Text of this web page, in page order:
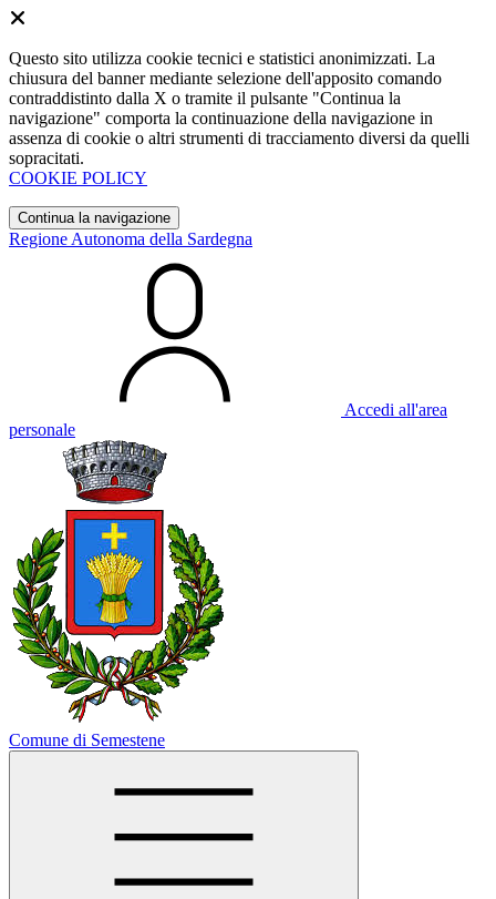
Questo sito utilizza cookie tecnici e statistici anonimizzati. La
chiusura del banner mediante selezione dell'apposito comando
contraddistinto dalla X o tramite il pulsante "Continua la
navigazione" comporta la continuazione della navigazione in
assenza di cookie o altri strumenti di tracciamento diversi da quelli
sopracitati.
COOKIE POLICY
Continua la navigazione
Regione Autonoma della Sardegna
Accedi all'area
personale
Comune di Semestene